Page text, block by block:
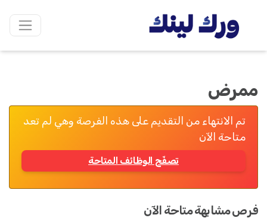
ممرض
تم الانتهاء من التقديم على هذه الفرصة وهي لم تعد
متاحة الآن
تصفّح الوظائف المتاحة
فرص مشابهة متاحة الآن